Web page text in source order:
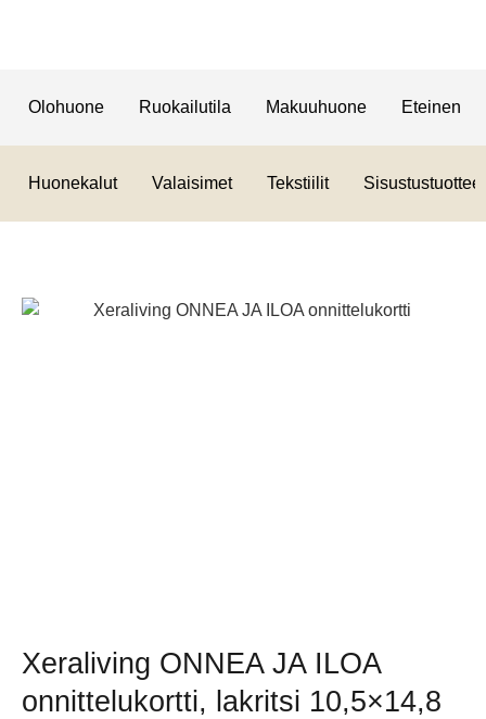
Olohuone Ruokailutila Makuuhuone Eteinen
Huonekalut Valaisimet Tekstiilit Sisustustuotteet
Xeraliving ONNEA JA ILOA
onnittelukortti, lakritsi 10,5×14,8